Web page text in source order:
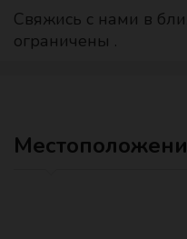
Свяжись с нами в
ограничены .